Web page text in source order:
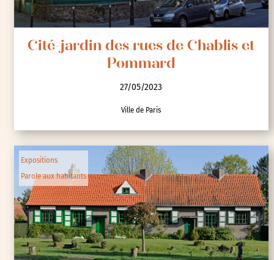
Cité-jardin des rues de Chablis et
Pommard
27/05/2023
Ville de Paris
Expositions
Parole aux habitants